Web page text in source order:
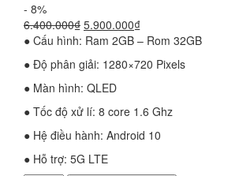
- 8%
6.400.000₫ Giá
gốc
là:
6.400.000₫.
5.900.000₫Giá
hiện
là:
● Cấu hình: Ram 2GB – Rom 32GB
● Độ phân giải: 1280×720 Pixels
● Màn hình: QLED
● Tốc độ xử lí: 8 core 1.6 Ghz
● Hệ điều hành: Android 10
● Hỗ trợ: 5G LTE